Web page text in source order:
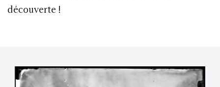
découverte !